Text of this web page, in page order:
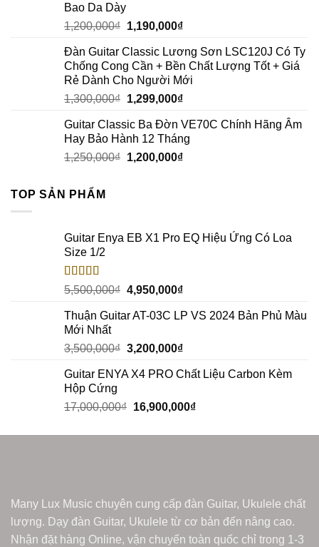
Bao Da Dày
1,200,000₫ 1,190,000₫
Đàn Guitar Classic Lương Sơn LSC120J Có Ty
Chống Cong Cần + Bền Chất Lượng Tốt + Giá
Rẻ Dành Cho Người Mới
1,300,000₫ 1,299,000₫
Guitar Classic Ba Đờn VE70C Chính Hãng Âm
Hay Bảo Hành 12 Tháng
1,250,000₫ 1,200,000₫
TOP SẢN PHẨM
Guitar Enya EB X1 Pro EQ Hiệu Ứng Có Loa
Size 1/2
Rated5.00
out of 5
5,500,000₫ 4,950,000₫
Thuận Guitar AT-03C LP VS 2024 Bản Phủ Màu
Mới Nhất
3,500,000₫ 3,200,000₫
Guitar ENYA X4 PRO Chất Liệu Carbon Kèm
Hộp Cứng
17,000,000₫ 16,900,000₫
Many Lux Music chuyên cung cấp đàn Guitar, Ukulele chất
lượng. Dạy đàn Guitar, Ukulele từ cơ bản đến nâng cao.
Nhận đặt hàng Online, vận chuyển toàn quốc chỉ trong 1-3